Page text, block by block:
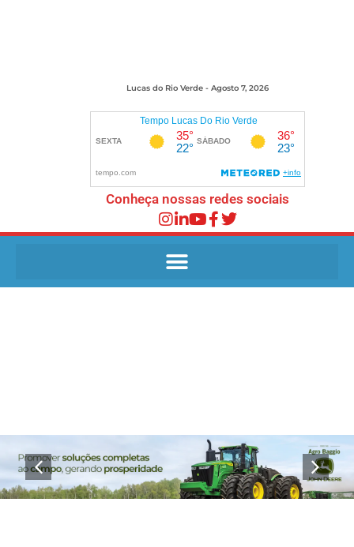
Lucas do Rio Verde - Agosto 7, 2026
Conheça nossas redes sociais